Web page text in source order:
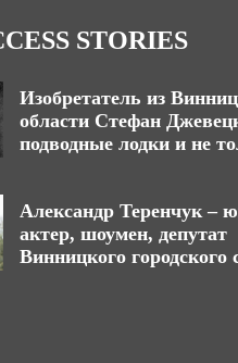
STORIES
Изобретатель из
области Стефан
подводные лодки и не
Александр Теренчук –
актер, шоумен, депутат
Винницкого городского